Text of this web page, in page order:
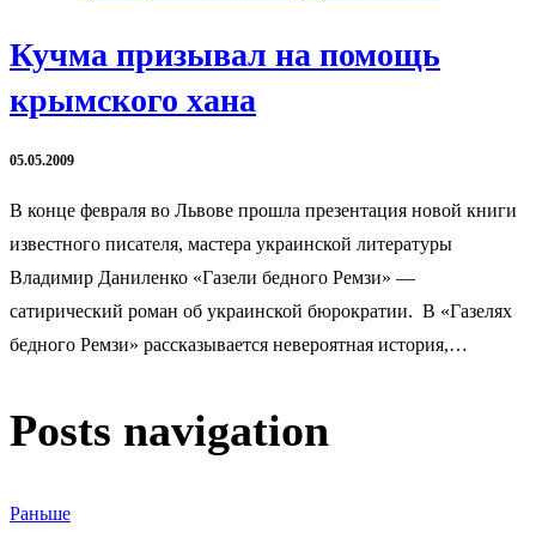
Кучма призывал на помощь
крымского хана
05.05.2009
В конце февраля во Львове прошла презентация новой книги
известного писателя, мастера украинской литературы
Владимир Даниленко «Газели бедного Ремзи» —
сатирический роман об украинской бюрократии. В «Газелях
бедного Ремзи» рассказывается невероятная история,…
Posts navigation
Раньше